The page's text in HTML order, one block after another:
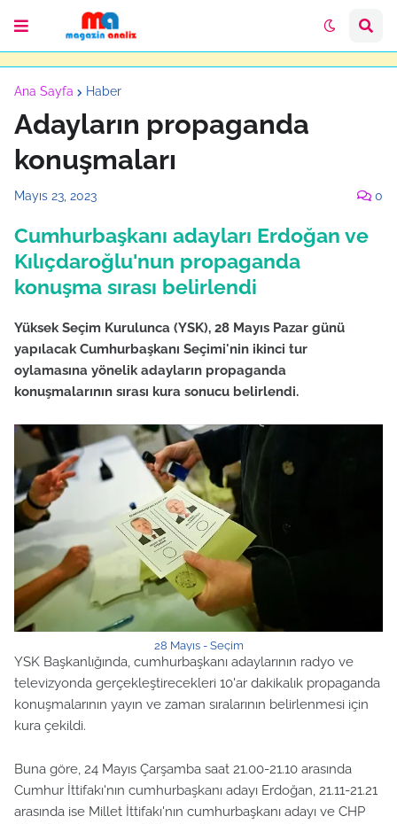
Ana Sayfa Haber
Adayların propaganda
konuşmaları
Mayıs 23, 2023 0
Cumhurbaşkanı adayları Erdoğan ve
Kılıçdaroğlu'nun propaganda
konuşma sırası belirlendi
Yüksek Seçim Kurulunca (YSK), 28 Mayıs Pazar günü
yapılacak Cumhurbaşkanı Seçimi'nin ikinci tur
oylamasına yönelik adayların propaganda
konuşmalarının sırası kura sonucu belirlendi.
28 Mayıs - Seçim
YSK Başkanlığında, cumhurbaşkanı adaylarının radyo ve
televizyonda gerçekleştirecekleri 10'ar dakikalık propaganda
konuşmalarının yayın ve zaman sıralarının belirlenmesi için
kura çekildi.
Buna göre, 24 Mayıs Çarşamba saat 21.00-21.10 arasında
Cumhur İttifakı'nın cumhurbaşkanı adayı Erdoğan, 21.11-21.21
arasında ise Millet İttifakı'nın cumhurbaşkanı adayı ve CHP